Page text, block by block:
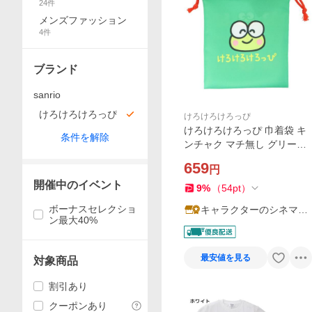
けろけろけろっぴ
けろけろけろっぴ 巾着袋 キ
ンチャク マチ無し グリーン
659円
9% （54pt）
キャラクターのシネマコ
レクション
最安値を見る
24件
メンズファッション
4件
ブランド
sanrio
けろけろけろっぴ
条件を解除
開催中のイベント
ボーナスセレクショ
ン最大40%
対象商品
割引あり
クーポンあり